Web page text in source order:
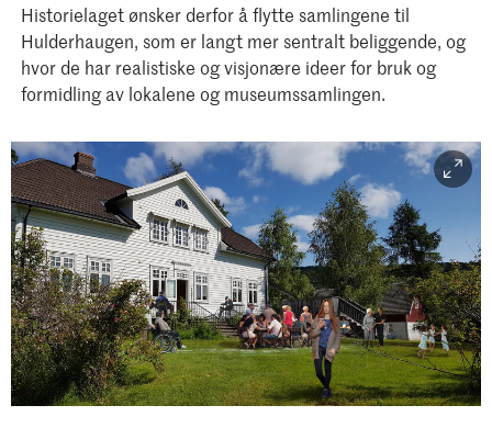
Historielaget ønsker derfor å flytte samlingene til
Hulderhaugen, som er langt mer sentralt beliggende, og
hvor de har realistiske og visjonære ideer for bruk og
formidling av lokalene og museumssamlingen.